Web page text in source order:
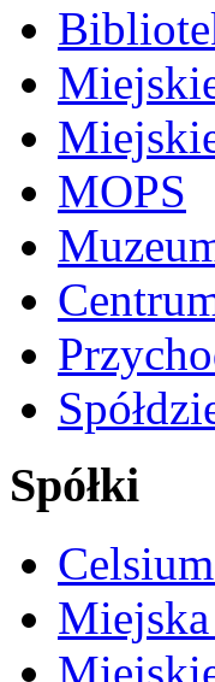
MOPS
Spółki